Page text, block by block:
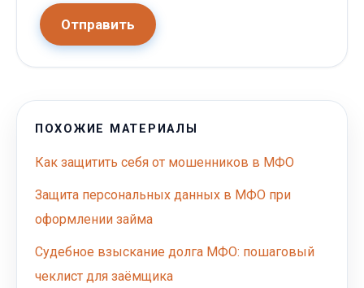
Отправить
ПОХОЖИЕ МАТЕРИАЛЫ
Как защитить себя от мошенников в МФО
Защита персональных данных в МФО при
оформлении займа
Судебное взыскание долга МФО: пошаговый
чеклист для заёмщика